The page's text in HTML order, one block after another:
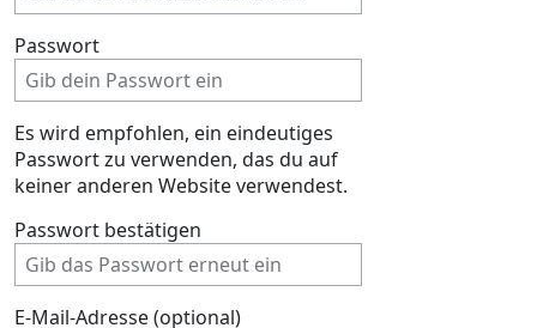
Passwort
Es wird empfohlen, ein eindeutiges
Passwort zu verwenden, das du auf
keiner anderen Website verwendest.
Passwort bestätigen
E-Mail-Adresse (optional)